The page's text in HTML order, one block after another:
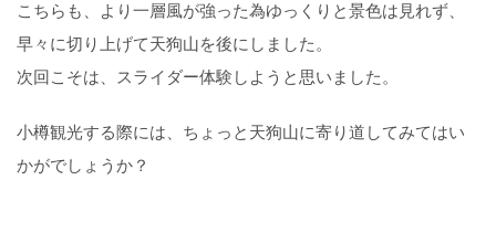
こちらも、より一層風が強った為ゆっくりと景色は見れず、
早々に切り上げて天狗山を後にしました。
次回こそは、スライダー体験しようと思いました。
小樽観光する際には、ちょっと天狗山に寄り道してみてはい
かがでしょうか？